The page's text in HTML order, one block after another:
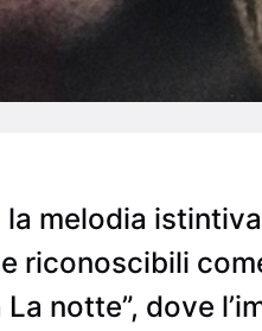
la melodia
riconoscibili
notte”, dove